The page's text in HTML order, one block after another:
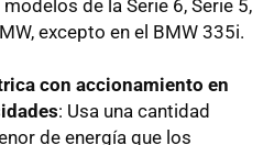
de la Serie 6, Serie 5,
excepto en el BMW 335i.
con accionamiento en
: Usa una cantidad
de energía que los